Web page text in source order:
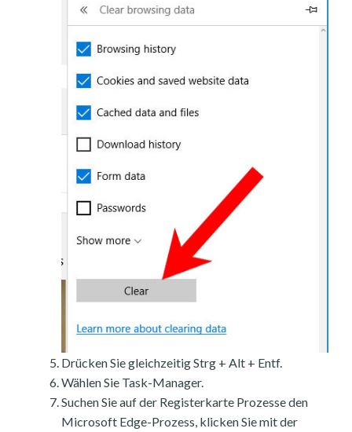
Drücken Sie gleichzeitig Strg + Alt + Entf.
Wählen Sie Task-Manager.
Suchen Sie auf der Registerkarte Prozesse den
Microsoft Edge-Prozess, klicken Sie mit der